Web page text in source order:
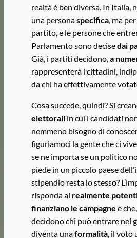
realtà è ben diversa. In Italia,
una personaspecifica, ma
partito, e le persone che
Parlamento sono decisedai
Già, i partiti decidono,a
rappresenterà i cittadini,
da chi ha effettivamente
Cosa succede, quindi? Si
elettoraliin cui i candidati
nemmeno bisogno di
figuriamoci la gente che ci
se ne importa se un politico
piede in un piccolo paese
stipendio resta lo stesso?
risponda ai realmente
finanziano le campagne e
decidono chi può entrare nel
diventa unaformalità, il voto